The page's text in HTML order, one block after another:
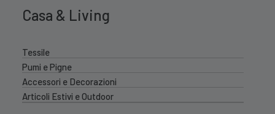
Casa & Living
Tessile
Pumi e Pigne
Accessori e Decorazioni
Articoli Estivi e Outdoor